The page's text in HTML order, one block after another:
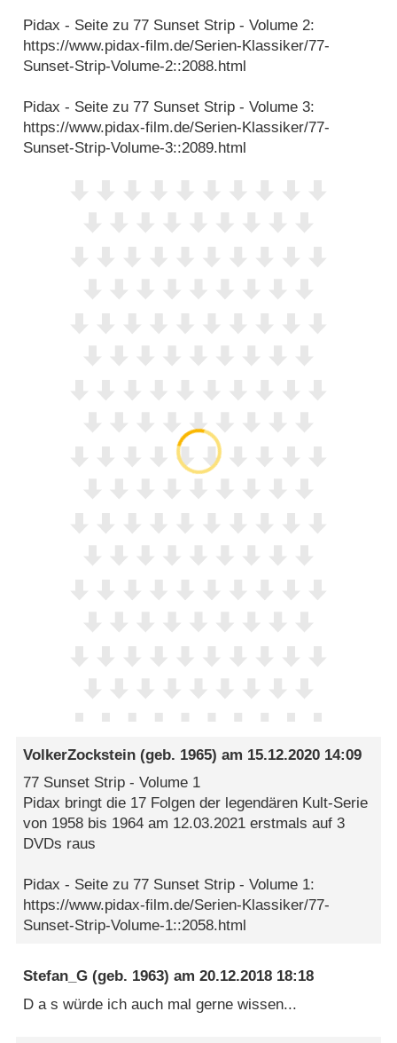
Pidax - Seite zu 77 Sunset Strip - Volume 2:
https://www.pidax-film.de/Serien-Klassiker/77-
Sunset-Strip-Volume-2::2088.html
Pidax - Seite zu 77 Sunset Strip - Volume 3:
https://www.pidax-film.de/Serien-Klassiker/77-
Sunset-Strip-Volume-3::2089.html
VolkerZockstein (geb. 1965) am 15.12.2020 14:09
77 Sunset Strip - Volume 1
Pidax bringt die 17 Folgen der legendären Kult-Serie
von 1958 bis 1964 am 12.03.2021 erstmals auf 3
DVDs raus
Pidax - Seite zu 77 Sunset Strip - Volume 1:
https://www.pidax-film.de/Serien-Klassiker/77-
Sunset-Strip-Volume-1::2058.html
Stefan_G (geb. 1963) am20.12.2018 18:18
D a s würde ich auch mal gerne wissen...